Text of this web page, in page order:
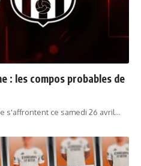
: les compos probables de
s'affrontent ce samedi 26 avril…